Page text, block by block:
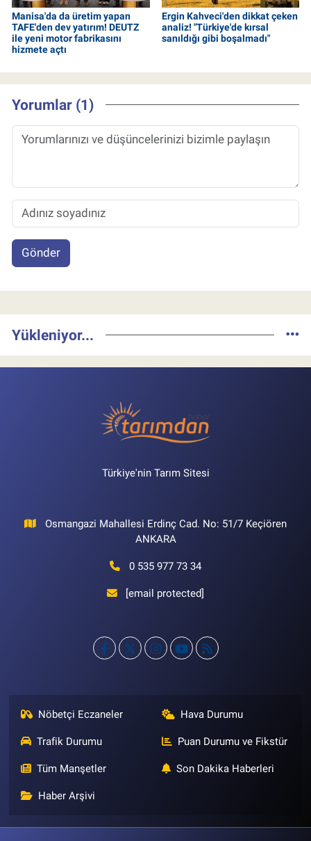
Manisa'da da üretim yapan
TAFE'den dev yatırım! DEUTZ
ile yeni motor fabrikasını
hizmete açtı
Ergin Kahveci'den dikkat çeken
analiz! "Türkiye'de kırsal
sanıldığı gibi boşalmadı"
Yorumlar (1)
Gönder
Yükleniyor...
Türkiye'nin Tarım Sitesi
Osmangazi Mahallesi Erdinç Cad. No: 51/7 Keçiören
ANKARA
0 535 977 73 34
[email protected]
Nöbetçi Eczaneler Hava Durumu
Trafik Durumu Puan Durumu ve Fikstür
Tüm Manşetler Son Dakika Haberleri
Haber Arşivi